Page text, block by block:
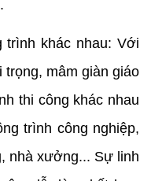
khác nhau: Với
mâm giàn giáo
thi công khác nhau
trình công nghiệp,
nhà xưởng... Sự linh